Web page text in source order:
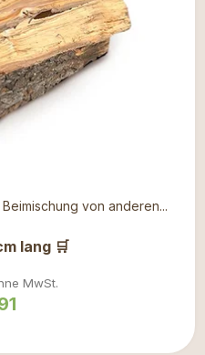
von anderen...
lang 🛒
MwSt.